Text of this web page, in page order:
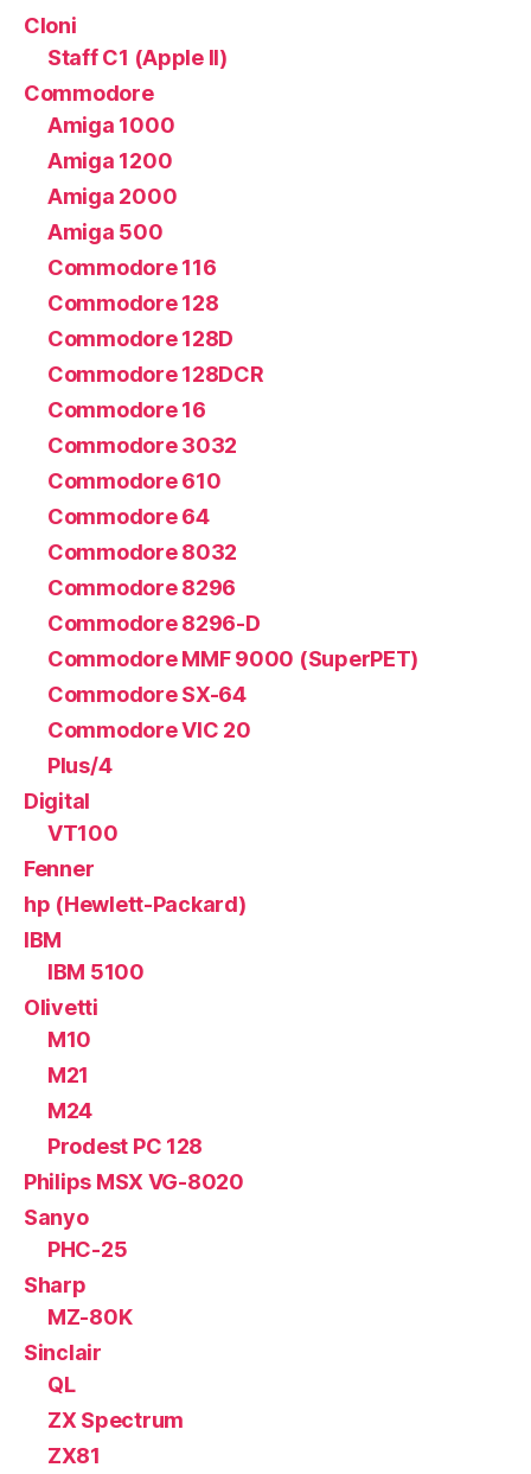
Cloni
Staff C1 (Apple II)
Commodore
Amiga 1000
Amiga 1200
Amiga 2000
Amiga 500
Commodore 116
Commodore 128
Commodore 128D
Commodore 128DCR
Commodore 16
Commodore 3032
Commodore 610
Commodore 64
Commodore 8032
Commodore 8296
Commodore 8296-D
Commodore MMF 9000 (SuperPET)
Commodore SX-64
Commodore VIC 20
Plus/4
Digital
VT100
Fenner
hp (Hewlett-Packard)
IBM
IBM 5100
Olivetti
M10
M21
M24
Prodest PC 128
Philips MSX VG-8020
Sanyo
PHC-25
Sharp
MZ-80K
Sinclair
QL
ZX Spectrum
ZX81